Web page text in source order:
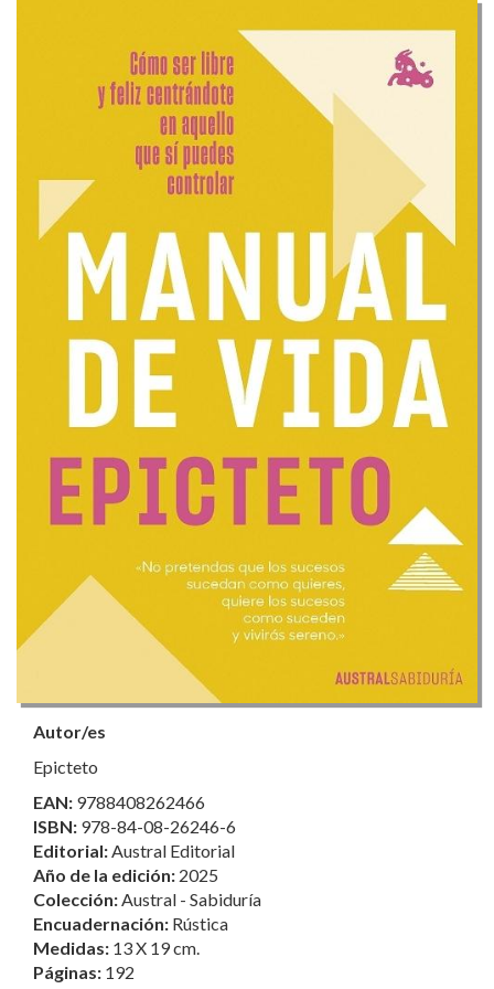
Autor/es
Epicteto
EAN: 9788408262466
ISBN: 978-84-08-26246-6
Editorial:Austral Editorial
Año de la edición: 2025
Colección:Austral - Sabiduría
Encuadernación: Rústica
Medidas: 13 X 19 cm.
Páginas: 192